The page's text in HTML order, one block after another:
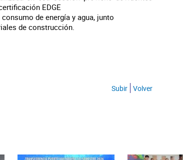
EDGE
de energía y agua, junto
de construcción.
Subir Volver